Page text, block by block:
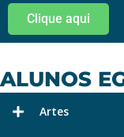
Clique aqui
ALUNOS
Artes